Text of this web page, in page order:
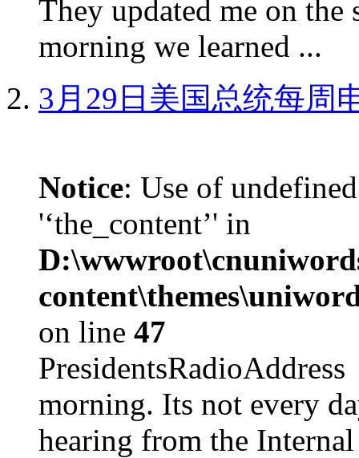
They updated me on the
morning we learned ...
3月29日美国总统每周
Notice: Use of
'‘the_content’' in
on line 47
morning. Its not every
hearing from the